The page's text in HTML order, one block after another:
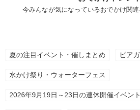
今みんなが気になっているおでかけ関連
夏の注目イベント・催しまとめ ビア
水かけ祭り・ウォーターフェス
2026年9月19日～23日の連休開催イベント